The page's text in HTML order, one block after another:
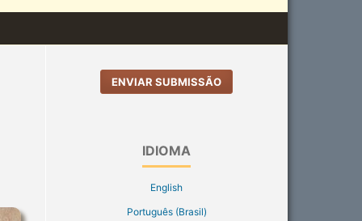
ENVIAR SUBMISSÃO
IDIOMA
English
Português (Brasil)